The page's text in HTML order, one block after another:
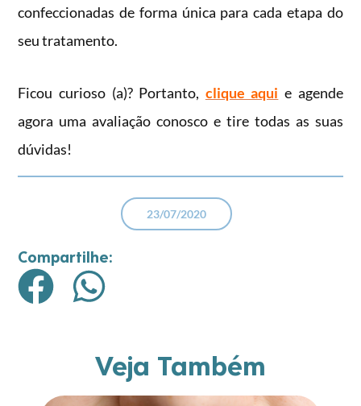
confeccionadas de forma única para cada etapa do
seu tratamento.
Ficou curioso (a)? Portanto, clique aqui e agende
agora uma avaliação conosco e tire todas as suas
dúvidas!
23/07/2020
Compartilhe:
Veja Também